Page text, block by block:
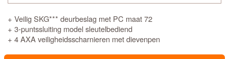
+ Veilig SKG*** deurbeslag met PC maat 72
+ 3-puntssluiting model sleutelbediend
+ 4 AXA veiligheidsscharnieren met dievenpen